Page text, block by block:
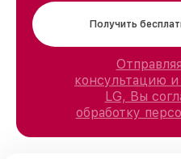
Получить
консультацию
LG, Вы
обработку